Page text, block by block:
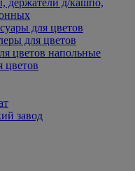
держатели д/кашпо,
для цветов
для цветов
цветов напольные
цветов
завод